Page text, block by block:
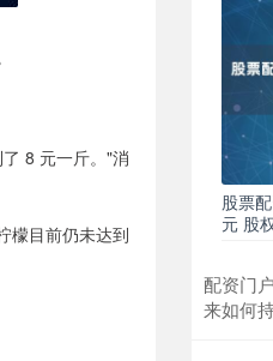
8 元一斤。"消
檬目前仍未达到
股票
元 股
配资门
来如何